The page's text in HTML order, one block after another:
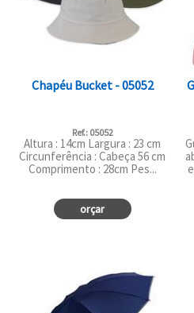
Chapéu Bucket - 05052
Ref.: 05052
Altura : 14cm Largura : 23 cm
Circunferência : Cabeça 56 cm
Comprimento : 28cm Pes...
orçar